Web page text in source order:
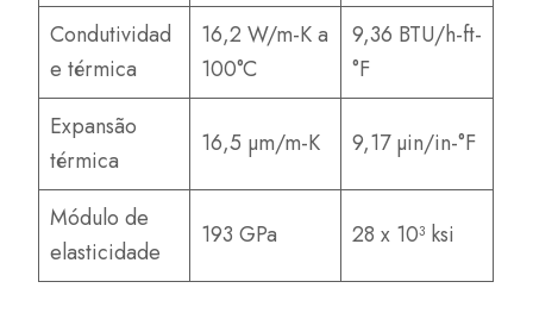
Condutividad
e térmica
16,2 W/m-K a
100°C
9,36 BTU/h-ft-
°F
Expansão
térmica
16,5 µm/m-K 9,17 µin/in-°F
Módulo de
elasticidade
193 GPa 28 x 10³ ksi